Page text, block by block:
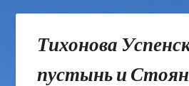
Тихонова
пустынь и